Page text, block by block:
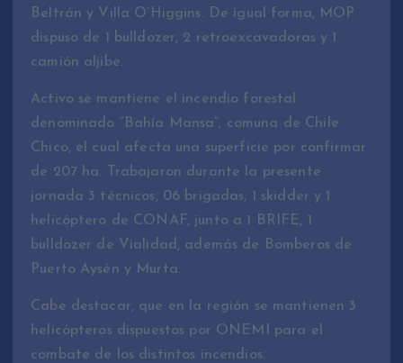
Beltrán y Villa O’Higgins. De igual forma, MOP
dispuso de 1 bulldozer, 2 retroexcavadoras y 1
camión aljibe.
Activo se mantiene el incendio forestal
denominado “Bahía Mansa”, comuna de Chile
Chico, el cual afecta una superficie por confirmar
de 207 ha. Trabajaron durante la presente
jornada 3 técnicos, 06 brigadas, 1 skidder y 1
helicóptero de CONAF, junto a 1 BRIFE, 1
bulldozer de Vialidad, además de Bomberos de
Puerto Aysén y Murta.
Cabe destacar, que en la región se mantienen 3
helicópteros dispuestos por ONEMI para el
combate de los distintos incendios.